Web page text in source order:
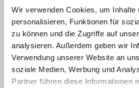
Wir verwenden Cookies, um Inhalte
personalisieren, Funktionen für
zu können und die Zugriffe auf
analysieren. Außerdem geben wir
Verwendung unserer Website an
soziale Medien, Werbung und
Partner führen diese Informationen
Preis :
375.000
Ref:27433
Immobilie anzeigen
Schlafzimmer
Badezimmer Bebaute
Schlafzimmer 2 Badezimmer 2 Bebaute